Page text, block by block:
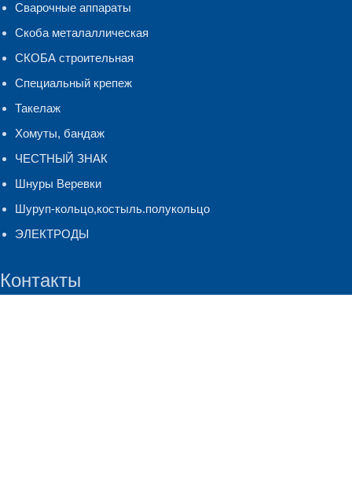
Сварочные аппараты
Скоба металаллическая
СКОБА строительная
Специальный крепеж
Такелаж
Хомуты, бандаж
ЧЕСТНЫЙ ЗНАК
Шнуры Веревки
Шуруп-кольцо,костыль.полукольцо
ЭЛЕКТРОДЫ
Контакты